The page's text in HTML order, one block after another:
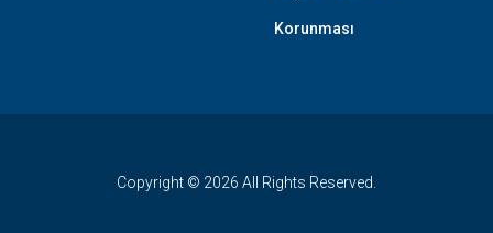
Korunması
Copyright © 2026 All Rights Reserved.